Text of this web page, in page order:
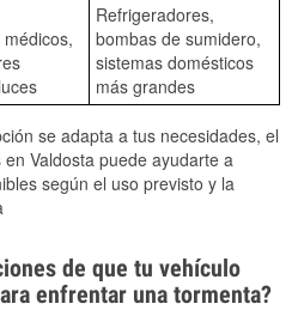
Refrigeradores,
bombas de sumidero,
sistemas domésticos
más grandes
se adapta a tus necesidades, el
Valdosta puede ayudarte a
según el uso previsto y la
de que tu vehículo
enfrentar una tormenta?